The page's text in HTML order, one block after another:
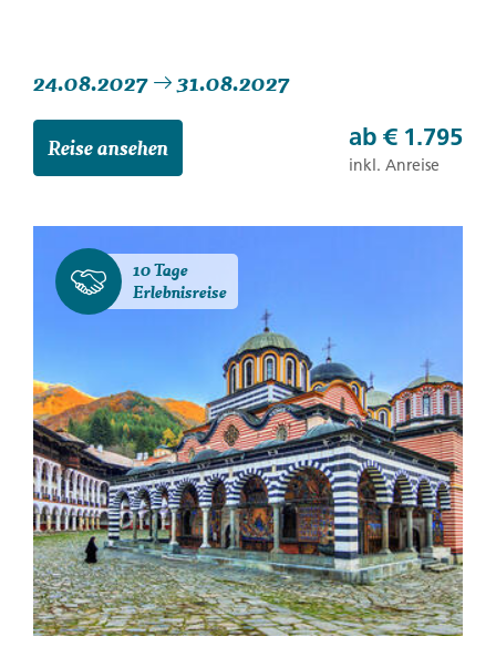
24.08.2027 31.08.2027
Reise ansehen ab € 1.795
inkl. Anreise
10 Tage
Erlebnisreise